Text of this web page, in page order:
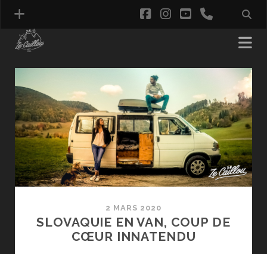
facebook
instagram
youtubephone
Ze
Caillou
Posts
2 MARS 2020
SLOVAQUIE EN VAN, COUP DE
CŒUR INNATENDU